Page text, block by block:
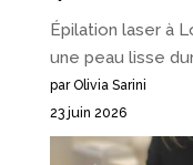
Épilation laser à
une peau lisse
par Olivia Sarini
23 juin 2026